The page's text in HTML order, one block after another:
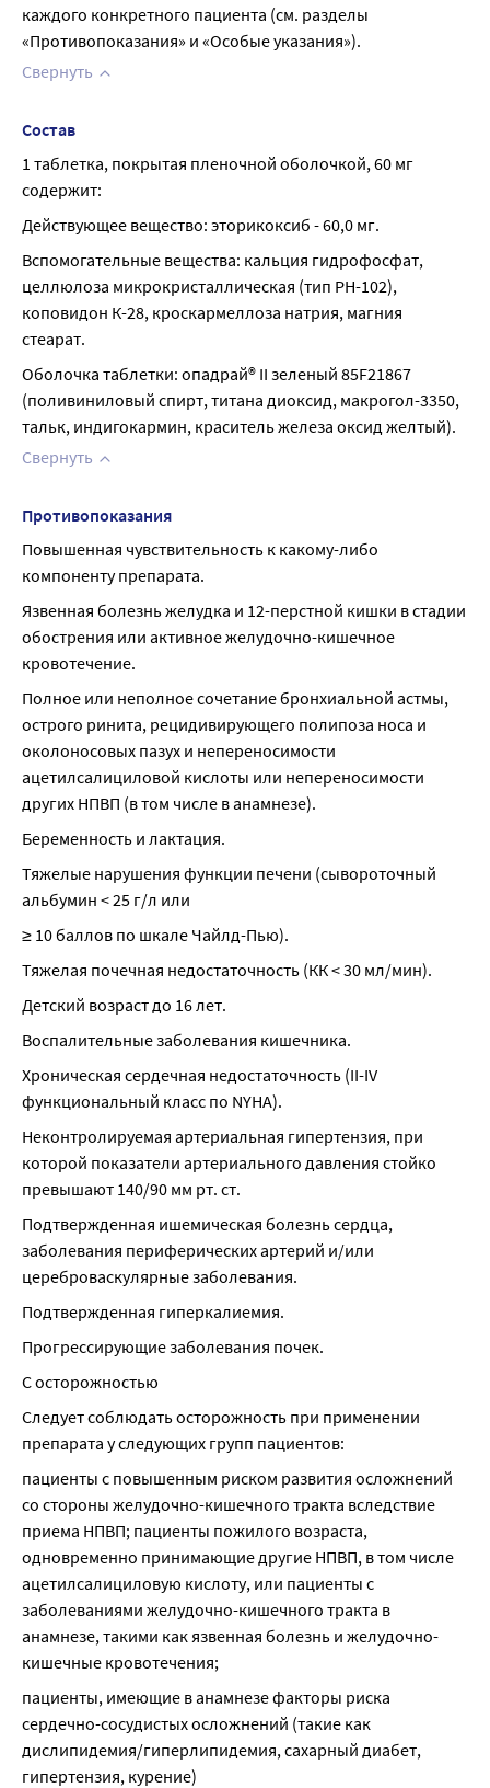
каждого конкретного пациента (см. разделы
«Противопоказания» и «Особые указания»).
Свернуть
Состав
1 таблетка, покрытая пленочной оболочкой, 60 мг
содержит:
Действующее вещество: эторикоксиб - 60,0 мг.
Вспомогательные вещества: кальция гидрофосфат,
целлюлоза микрокристаллическая (тип РН-102),
коповидон К-28, кроскармеллоза натрия, магния
стеарат.
Оболочка таблетки: опадрай® II зеленый 85F21867
(поливиниловый спирт, титана диоксид, макрогол-3350,
тальк, индигокармин, краситель железа оксид желтый).
Свернуть
Противопоказания
Повышенная чувствительность к какому-либо
компоненту препарата.
Язвенная болезнь желудка и 12-перстной кишки в стадии
обострения или активное желудочно-кишечное
кровотечение.
Полное или неполное сочетание бронхиальной астмы,
острого ринита, рецидивирующего полипоза носа и
околоносовых пазух и непереносимости
ацетилсалициловой кислоты или непереносимости
других НПВП (в том числе в анамнезе).
Беременность и лактация.
Тяжелые нарушения функции печени (сывороточный
альбумин < 25 г/л или
≥ 10 баллов по шкале Чайлд-Пью).
Тяжелая почечная недостаточность (КК < 30 мл/мин).
Детский возраст до 16 лет.
Воспалительные заболевания кишечника.
Хроническая сердечная недостаточность (II-IV
функциональный класс по NYHA).
Неконтролируемая артериальная гипертензия, при
которой показатели артериального давления стойко
превышают 140/90 мм рт. ст.
Подтвержденная ишемическая болезнь сердца,
заболевания периферических артерий и/или
цереброваскулярные заболевания.
Подтвержденная гиперкалиемия.
Прогрессирующие заболевания почек.
С осторожностью
Следует соблюдать осторожность при применении
препарата у следующих групп пациентов:
пациенты с повышенным риском развития осложнений
со стороны желудочно-кишечного тракта вследствие
приема НПВП; пациенты пожилого возраста,
одновременно принимающие другие НПВП, в том числе
ацетилсалициловую кислоту, или пациенты с
заболеваниями желудочно-кишечного тракта в
анамнезе, такими как язвенная болезнь и желудочно-
кишечные кровотечения;
пациенты, имеющие в анамнезе факторы риска
сердечно-сосудистых осложнений (такие как
дислипидемия/гиперлипидемия, сахарный диабет,
гипертензия, курение)